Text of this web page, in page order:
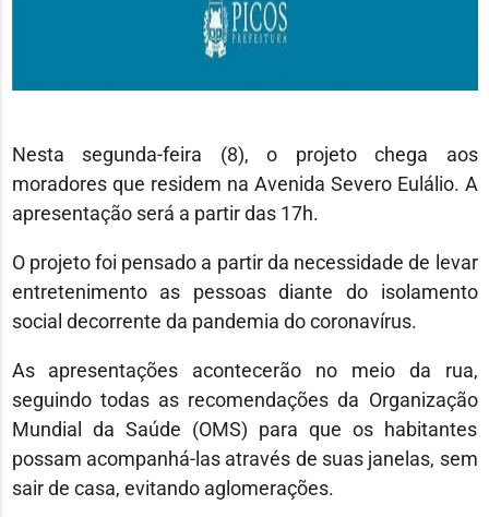
Nesta segunda-feira (8), o projeto chega aos
moradores que residem na Avenida Severo Eulálio. A
apresentação será a partir das 17h.
O projeto foi pensado a partir da necessidade de levar
entretenimento as pessoas diante do isolamento
social decorrente da pandemia do coronavírus.
As apresentações acontecerão no meio da rua,
seguindo todas as recomendações da Organização
Mundial da Saúde (OMS) para que os habitantes
possam acompanhá-las através de suas janelas, sem
sair de casa, evitando aglomerações.